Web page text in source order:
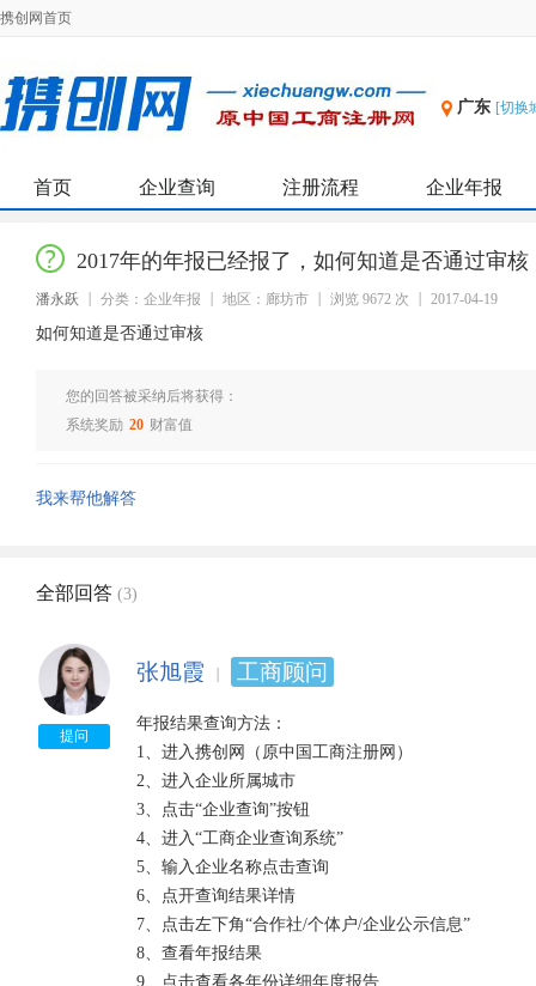
携创网首页
广东 [切换
首页 企业查询 注册流程 企业年报
2017年的年报已经报了，如何知道是否通过审核
潘永跃 分类：企业年报 地区：廊坊市 浏览 9672 次 2017-04-19
如何知道是否通过审核
您的回答被采纳后将获得：
系统奖励 20 财富值
我来帮他解答
全部回答 (3)
提问
张旭霞 工商顾问
年报结果查询方法：
1、进入携创网（原中国工商注册网）
2、进入企业所属城市
3、点击“企业查询”按钮
4、进入“工商企业查询系统”
5、输入企业名称点击查询
6、点开查询结果详情
7、点击左下角“合作社/个体户/企业公示信息”
8、查看年报结果
9、点击查看各年份详细年度报告